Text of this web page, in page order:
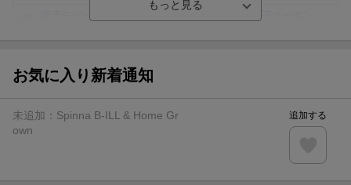
が当たる
【楽天24】日用品の楽天24と楽天ブックス買いまわりでク
お気に入り新着通知
未追加： Spinna B-ILL & Home Gr
own
追加する